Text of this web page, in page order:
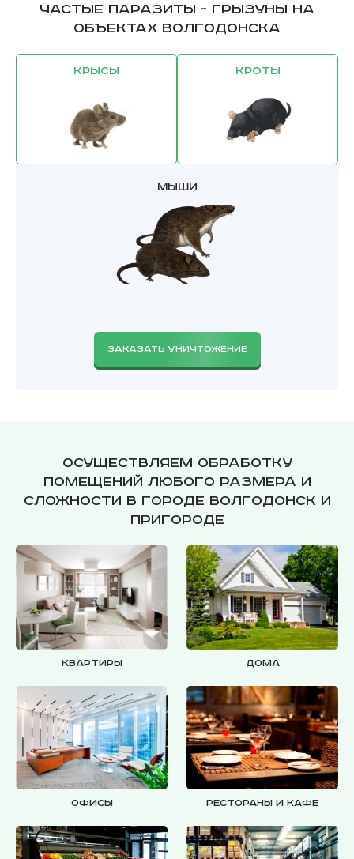
Частые паразиты - грызуны на
объектах Волгодонска
Крысы Кроты
Мыши
ЗАКАЗАТЬ УНИЧТОЖЕНИЕ
Осуществляем обработку
помещений любого размера и
сложности в городе Волгодонск и
пригороде
Квартиры Дома
Офисы Рестораны и кафе